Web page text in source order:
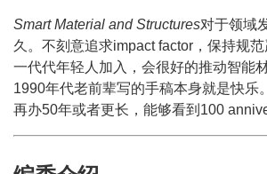
Smart Material and Structures对于领域
久。不刻意追求impact factor，保持规
一代代年轻人加入，会很好的推动智能
1990年代老前辈写的手稿本身就是快乐
再办50年或者更长，能够看到100